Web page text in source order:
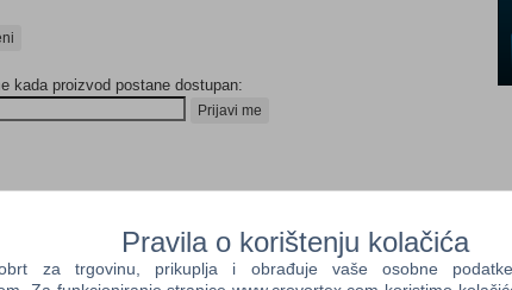
kada proizvod postane dostupan:
Prijavi me
Pravila o korištenju kolačića
obrt za trgovinu, prikuplja i obrađuje vaše osobne